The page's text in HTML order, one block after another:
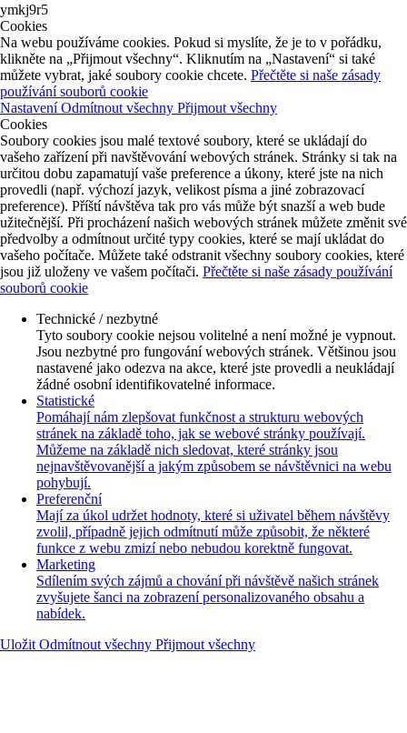
ymkj9r5
Cookies
Na webu používáme cookies. Pokud si myslíte, že je to v pořádku,
klikněte na „Přijmout všechny“. Kliknutím na „Nastavení“ si také
můžete vybrat, jaké soubory cookie chcete. Přečtěte si naše zásady
používání souborů cookie
NastaveníOdmítnout všechny Přijmout všechny
Cookies
Soubory cookies jsou malé textové soubory, které se ukládají do
vašeho zařízení při navštěvování webových stránek. Stránky si tak na
určitou dobu zapamatují vaše preference a úkony, které jste na nich
provedli (např. výchozí jazyk, velikost písma a jiné zobrazovací
preference). Příští návštěva tak pro vás může být snazší a web bude
užitečnější. Při procházení našich webových stránek můžete změnit své
předvolby a odmítnout určité typy cookies, které se mají ukládat do
vašeho počítače. Můžete také odstranit všechny soubory cookies, které
jsou již uloženy ve vašem počítači. Přečtěte si naše zásady používání
souborů cookie
Technické / nezbytné
Tyto soubory cookie nejsou volitelné a není možné je vypnout.
Jsou nezbytné pro fungování webových stránek. Většinou jsou
nastavené jako odezva na akce, které jste provedli a neukládají
žádné osobní identifikovatelné informace.
Statistické
Pomáhají nám zlepšovat funkčnost a strukturu webových
stránek na základě toho, jak se webové stránky používají.
Můžeme na základě nich sledovat, které stránky jsou
nejnavštěvovanější a jakým způsobem se návštěvnici na webu
pohybují.
Preferenční
Mají za úkol udržet hodnoty, které si uživatel během návštěvy
zvolil, případně jejich odmítnutí může způsobit, že některé
funkce z webu zmizí nebo nebudou korektně fungovat.
Marketing
Sdílením svých zájmů a chování při návštěvě našich stránek
zvyšujete šanci na zobrazení personalizovaného obsahu a
nabídek.
Uložit Odmítnout všechny Přijmout všechny